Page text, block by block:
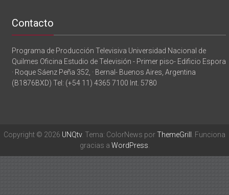
Contacto
Programa de Producción Televisiva Universidad Nacional de
Quilmes Oficina Estudio de Televisión - Primer piso- Edificio Espora
· Roque Sáenz Peña 352, · Bernal- Buenos Aires, Argentina
(B1876BXD) Tel: (+54 11) 4365 7100 Int. 5780
Copyright © 2026 UNQtv. Tema: ColorNews porThemeGrill . Funciona
gracias a WordPress.